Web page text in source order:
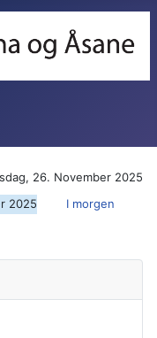
26. November 2025
2025
I morgen